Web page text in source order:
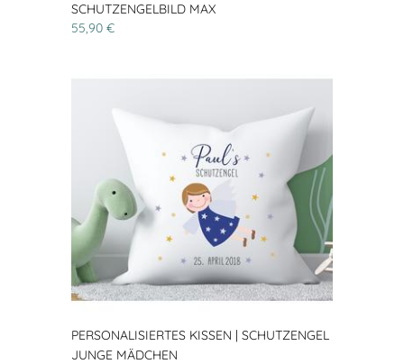
SCHUTZENGELBILD MAX
55,90 €
PERSONALISIERTES KISSEN | SCHUTZENGEL
JUNGE MÄDCHEN